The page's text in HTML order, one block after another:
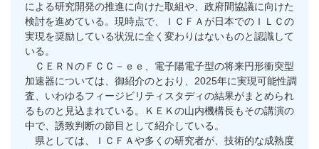
による研究開発の推進に向けた取組や、政府間協議に向けた
検討を進めている。現時点で、ＩＣＦＡが日本でのＩＬＣの
実現を奨励している状況に全く変わりはないものと認識して
いる。
ＣＥＲＮのＦＣＣ－ｅｅ、電子陽電子型の将来円形衝突型
加速器については、御紹介のとおり、2025年に実現可能性調
査、いわゆるフィージビリティスタディの結果がまとめられ
るものと見込まれている。ＫＥＫの山内機構長もその講演の
中で、誘致判断の節目として紹介している。
県としては、ＩＣＦＡや多くの研究者が、技術的な成熟度